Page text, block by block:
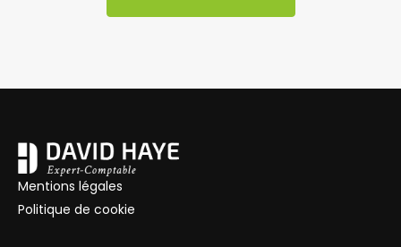
Mentions légales
Politique de cookie